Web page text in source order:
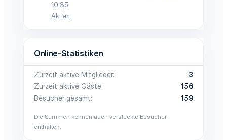
10:35
Aktien
Online-Statistiken
Zurzeit aktive Mitglieder
3
Zurzeit aktive Gäste
156
Besucher gesamt
159
Die Summen können auch versteckte Besucher
enthalten.